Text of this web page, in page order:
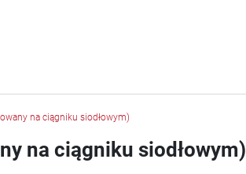
na ciągniku siodłowym)
na ciągniku siodłowym)